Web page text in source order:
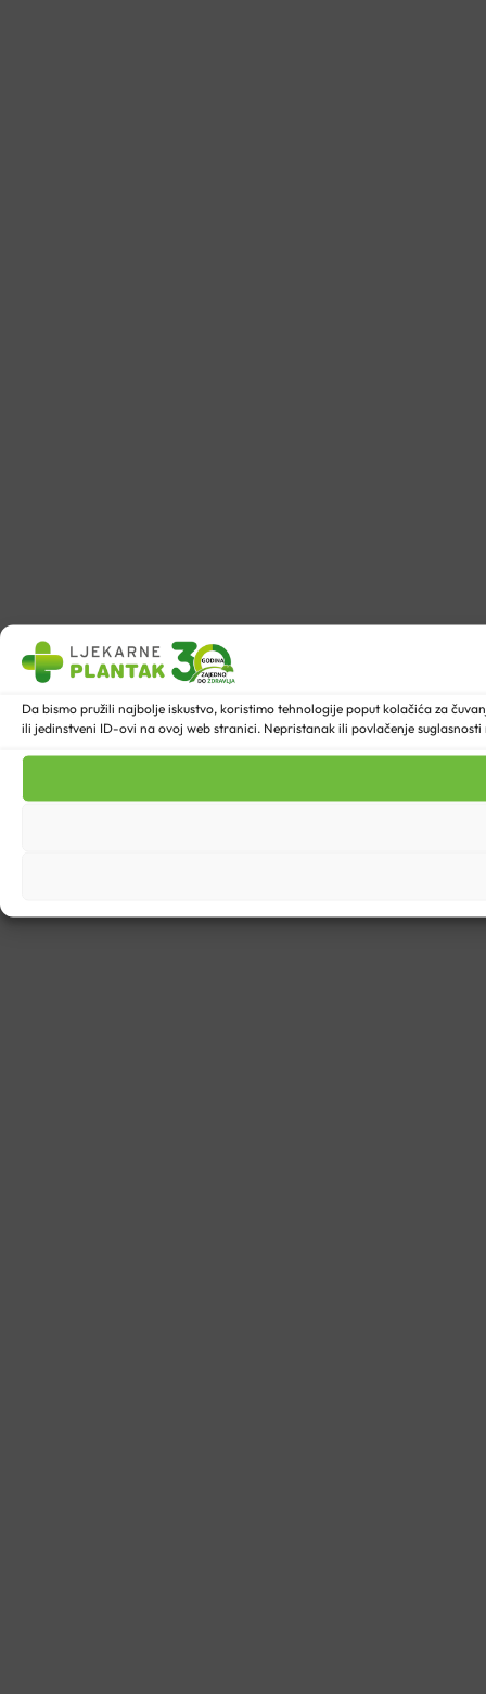
Da bismo pružili najbolje iskustvo, koristimo tehnologije poput kolačića za
ili jedinstveni ID-ovi na ovoj web stranici. Nepristanak ili povlačenje